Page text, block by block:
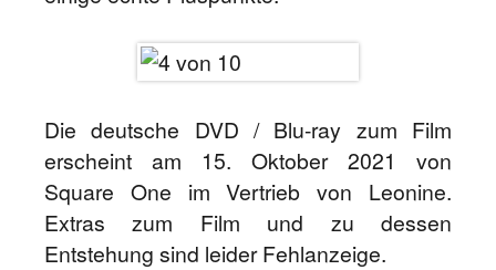
Die deutsche DVD / Blu-ray zum Film
erscheint am 15. Oktober 2021 von
Square One im Vertrieb von Leonine.
Extras zum Film und zu dessen
Entstehung sind leider Fehlanzeige.